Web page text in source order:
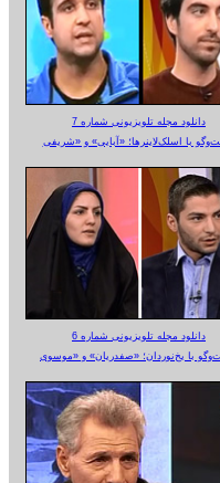
دانلود مجله تلویزیونی شماره 7
دانلود مجله تلویزیونی شماره 6